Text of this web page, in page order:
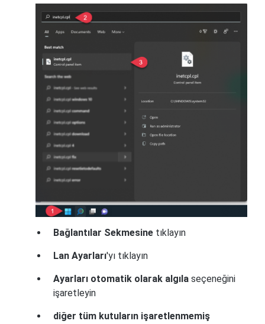
Bağlantılar Sekmesine tıklayın
Lan Ayarları'yı tıklayın
Ayarları otomatik olarak algıla seçeneğini
işaretleyin
diğer tüm kutuların işaretlenmemiş